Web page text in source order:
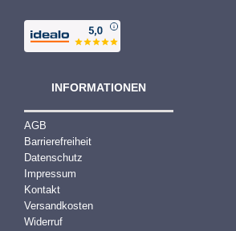
INFORMATIONEN
AGB
Barrierefreiheit
Datenschutz
Impressum
Kontakt
Versandkosten
Widerruf